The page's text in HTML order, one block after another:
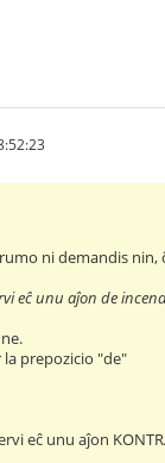
ni demandis nin,
eĉ unu aĵon de
prepozicio "de"
eĉ unu aĵon